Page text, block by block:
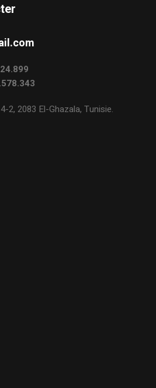
2, 2083 El-Ghazala, Tunisie.